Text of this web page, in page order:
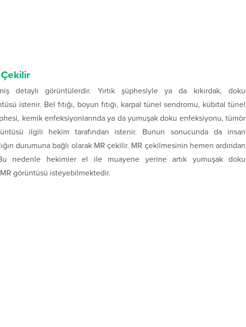
detaylı görüntülerdir. Yırtık şüphesiyle ya da kıkırdak, doku
istenir. Bel fıtığı, boyun fıtığı, karpal tünel sendromu, kübital tünel
kemik enfeksiyonlarında ya da yumuşak doku enfeksiyonu, tümör
ilgili hekim tarafından istenir. Bunun sonucunda da insan
durumuna bağlı olarak MR çekilir. MR çekilmesinin hemen ardından
Bu nedenle hekimler el ile muayene yerine artık yumuşak doku
görüntüsü isteyebilmektedir.